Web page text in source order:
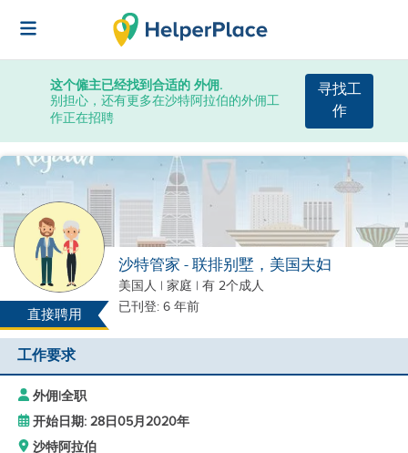
这个僱主已经找到合适的 外佣.
别担心，还有更多在沙特阿拉伯的外佣工
作正在招聘
寻找工
作
直接聘用
沙特管家 - 联排别墅，美国夫妇
美国人 | 家庭 | 有 2个成人
已刊登: 6 年前
工作要求
外佣|全职
开始日期: 28日05月2020年
沙特阿拉伯